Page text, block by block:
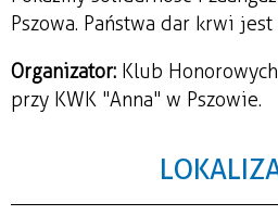
Pszowa. Państwa dar krwi
Organizator: Klub
przy KWK "Anna" w Pszowie.